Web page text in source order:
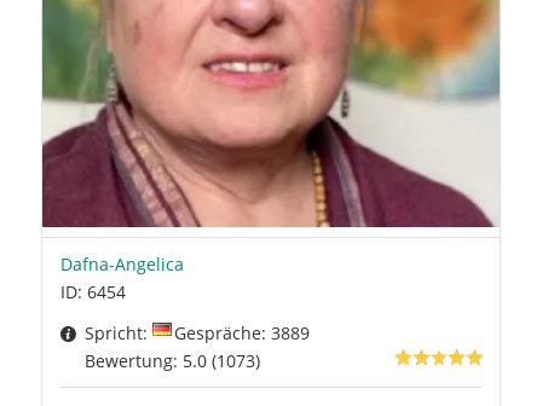
Dafna-Angelica
ID: 6454
Spricht:
Gespräche: 3889
Bewertung: 5.0 (1073)